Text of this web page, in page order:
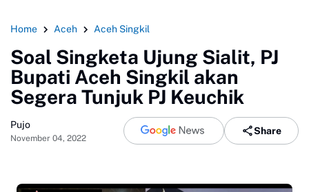
Home Aceh Aceh Singkil
Soal Singketa Ujung Sialit, PJ
Bupati Aceh Singkil akan
Segera Tunjuk PJ Keuchik
Pujo
November 04, 2022
Share